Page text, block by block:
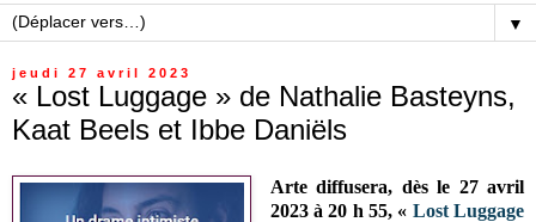
▼
jeudi 27 avril 2023
« Lost Luggage » de Nathalie Basteyns,
Kaat Beels et Ibbe Daniëls
Arte diffusera, dès le 27 avril
2023 à 20 h 55, « Lost Luggage